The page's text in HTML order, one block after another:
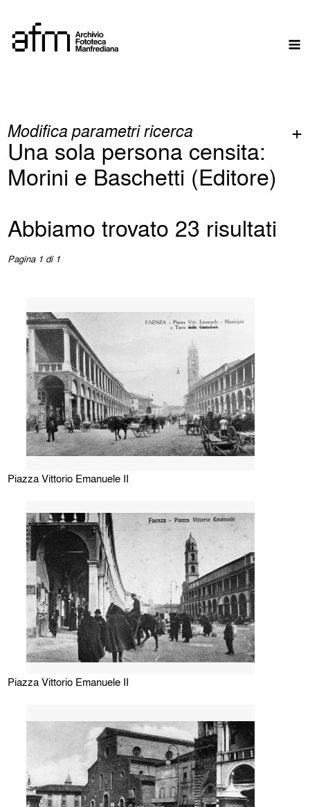
content
Modifica parametri ricerca
Una sola persona censita:
Morini e Baschetti (Editore)
Abbiamo trovato 23 risultati
Pagina 1 di 1
Piazza Vittorio Emanuele II
Piazza Vittorio Emanuele II